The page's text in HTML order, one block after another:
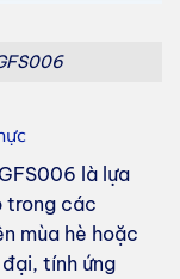
là lựa
trong các
mùa hè hoặc
tính ứng